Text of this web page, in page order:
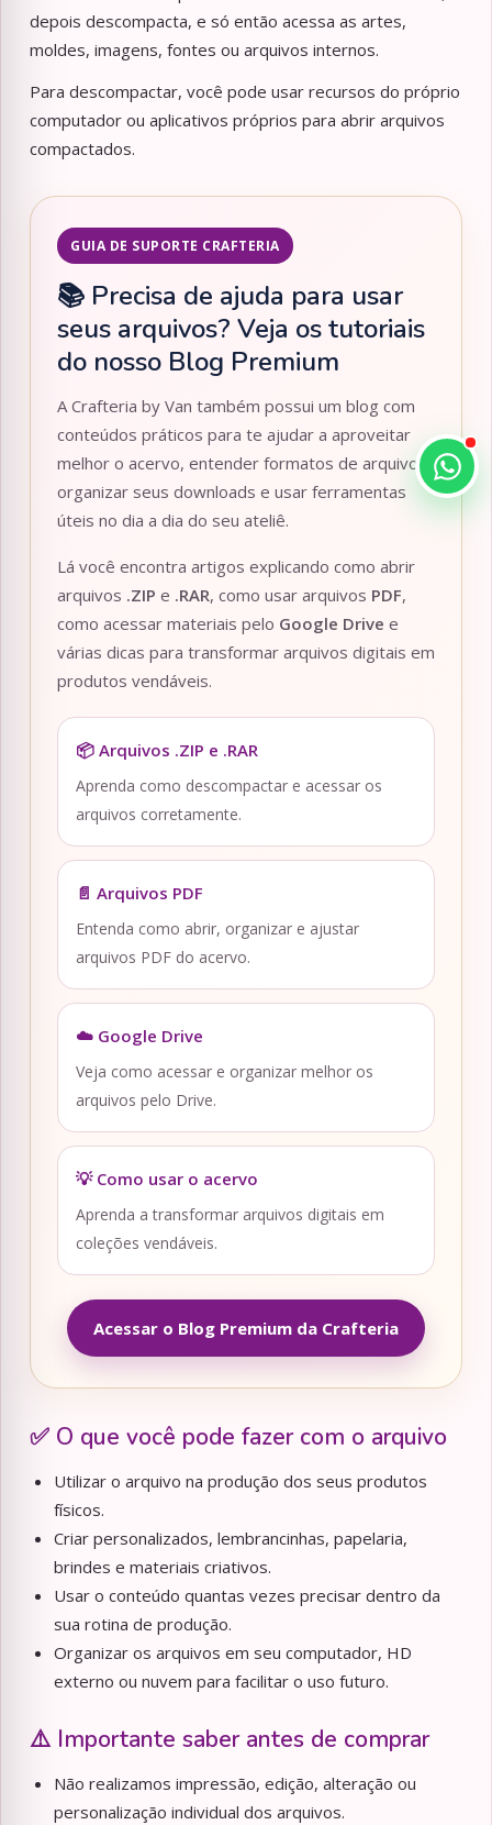
depois descompacta, e só então acessa as artes,
moldes, imagens, fontes ou arquivos internos.
Para descompactar, você pode usar recursos do próprio
computador ou aplicativos próprios para abrir arquivos
compactados.
GUIA DE SUPORTE CRAFTERIA
📚 Precisa de ajuda para usar
seus arquivos? Veja os tutoriais
do nosso Blog Premium
A Crafteria by Van também possui um blog com
conteúdos práticos para te ajudar a aproveitar
melhor o acervo, entender formatos de arquivos,
organizar seus downloads e usar ferramentas
úteis no dia a dia do seu ateliê.
Lá você encontra artigos explicando como abrir
arquivos .ZIP e .RAR, como usar arquivos PDF,
como acessar materiais pelo Google Drive e
várias dicas para transformar arquivos digitais em
produtos vendáveis.
📦 Arquivos .ZIP e .RAR
Aprenda como descompactar e acessar os
arquivos corretamente.
📄 Arquivos PDF
Entenda como abrir, organizar e ajustar
arquivos PDF do acervo.
☁️ Google Drive
Veja como acessar e organizar melhor os
arquivos pelo Drive.
💡 Como usar o acervo
Aprenda a transformar arquivos digitais em
coleções vendáveis.
Acessar o Blog Premium da Crafteria
✅ O que você pode fazer com o arquivo
Utilizar o arquivo na produção dos seus produtos
físicos.
Criar personalizados, lembrancinhas, papelaria,
brindes e materiais criativos.
Usar o conteúdo quantas vezes precisar dentro da
sua rotina de produção.
Organizar os arquivos em seu computador, HD
externo ou nuvem para facilitar o uso futuro.
⚠️ Importante saber antes de comprar
Não realizamos impressão, edição, alteração ou
personalização individual dos arquivos.